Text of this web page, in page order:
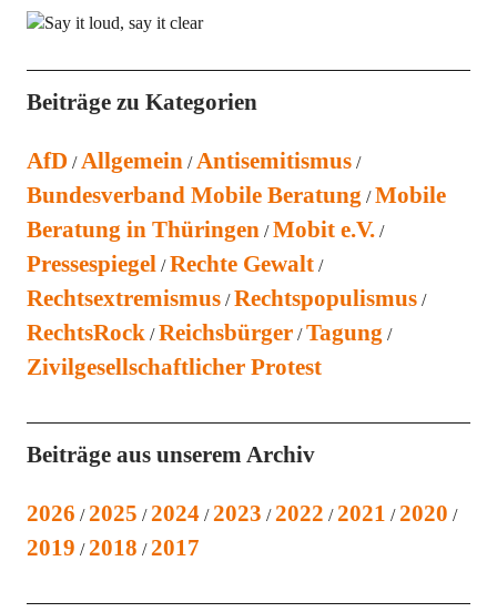
Beiträge zu Kategorien
AfD Allgemein Antisemitismus
Bundesverband Mobile Beratung Mobile
Beratung in Thüringen Mobit e.V.
Pressespiegel Rechte Gewalt
Rechtsextremismus Rechtspopulismus
RechtsRock Reichsbürger Tagung
Zivilgesellschaftlicher Protest
Beiträge aus unserem Archiv
2026 2025 2024 2023 2022 2021 2020
2019 2018 2017